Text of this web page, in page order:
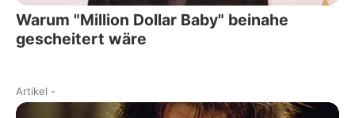
Warum "Million Dollar Baby" beinahe
gescheitert wäre
Artikel -